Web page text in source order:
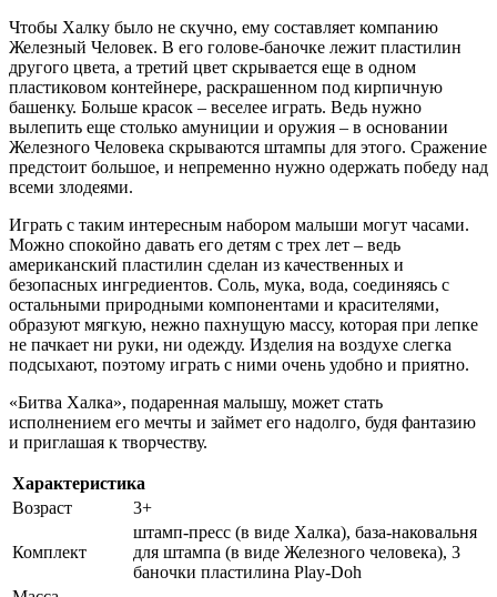
Чтобы Халку было не скучно, ему составляет компанию
Железный Человек. В его голове-баночке лежит пластилин
другого цвета, а третий цвет скрывается еще в одном
пластиковом контейнере, раскрашенном под кирпичную
башенку. Больше красок – веселее играть. Ведь нужно
вылепить еще столько амуниции и оружия – в основании
Железного Человека скрываются штампы для этого. Сражение
предстоит большое, и непременно нужно одержать победу над
всеми злодеями.
Играть с таким интересным набором малыши могут часами.
Можно спокойно давать его детям с трех лет – ведь
американский пластилин сделан из качественных и
безопасных ингредиентов. Соль, мука, вода, соединяясь с
остальными природными компонентами и красителями,
образуют мягкую, нежно пахнущую массу, которая при лепке
не пачкает ни руки, ни одежду. Изделия на воздухе слегка
подсыхают, поэтому играть с ними очень удобно и приятно.
«Битва Халка», подаренная малышу, может стать
исполнением его мечты и займет его надолго, будя фантазию
и приглашая к творчеству.
Характеристика
Возраст
3+
Комплект
штамп-пресс (в виде Халка), база-наковальня
для штампа (в виде Железного человека), 3
баночки пластилина Play-Doh